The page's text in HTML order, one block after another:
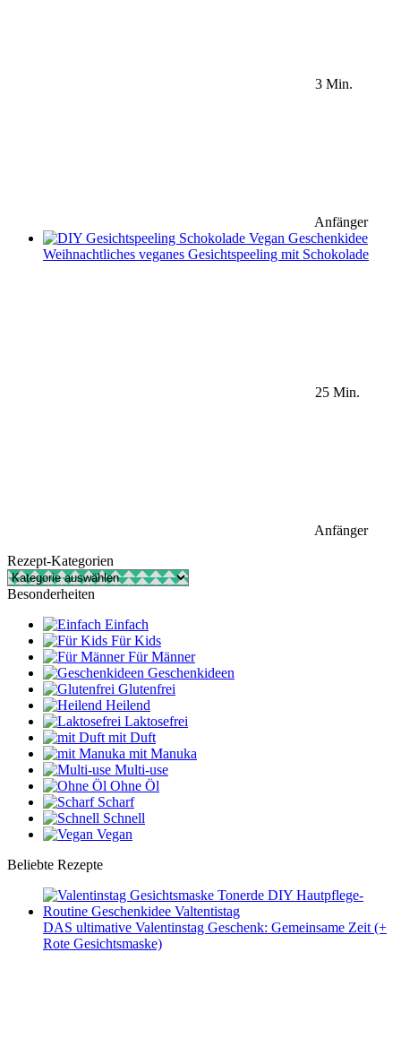
3 Min.
Anfänger
Weihnachtliches veganes Gesichtspeeling mit Schokolade
25 Min.
Anfänger
Rezept-Kategorien
Rezept-
Kategorien
Besonderheiten
Einfach
Für Kids
Für Männer
Geschenkideen
Glutenfrei
Heilend
Laktosefrei
mit Duft
mit Manuka
Multi-use
Ohne Öl
Scharf
Schnell
Vegan
Beliebte Rezepte
DAS ultimative Valentinstag Geschenk: Gemeinsame Zeit (+
Rote Gesichtsmaske)